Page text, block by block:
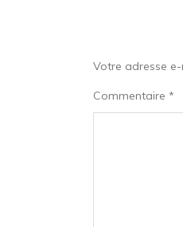
Votre adresse
Commentaire *